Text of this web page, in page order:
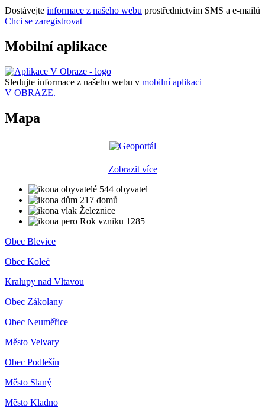
Dostávejte informace z našeho webu prostřednictvím SMS a e-mailů
Chci se zaregistrovat
Mobilní aplikace
Sledujte informace z našeho webu v mobilní aplikaci –
V OBRAZE.
Mapa
Zobrazit více
544 obyvatel
217 domů
Železnice
Rok vzniku 1285
Obec Blevice
Obec Koleč
Kralupy nad Vltavou
Obec Zákolany
Obec Neuměřice
Město Velvary
Obec Podlešín
Město Slaný
Město Kladno